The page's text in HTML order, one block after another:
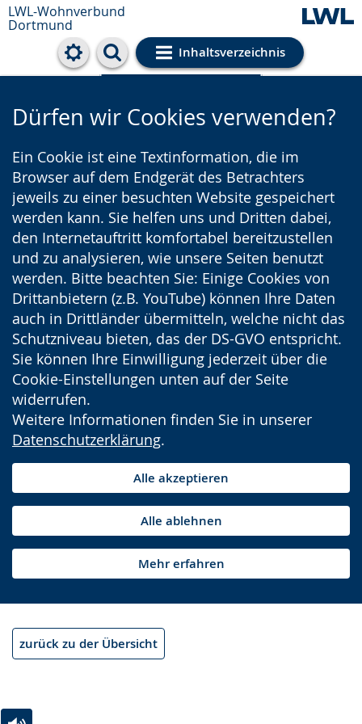
LWL-Wohnverbund
Dortmund
Inhaltsverzeichnis
Cookie-Einstellungen
Dürfen wir Cookies verwenden?
Ein Cookie ist eine Textinformation, die im
Browser auf dem Endgerät des Betrachters
jeweils zu einer besuchten Website gespeichert
werden kann. Sie helfen uns und Dritten dabei,
den Internetauftritt komfortabel bereitzustellen
und zu analysieren, wie unsere Seiten benutzt
werden. Bitte beachten Sie: Einige Cookies von
Drittanbietern (z.B. YouTube) können Ihre Daten
auch in Drittländer übermitteln, welche nicht das
Schutzniveau bieten, das der DS-GVO entspricht.
Sie können Ihre Einwilligung jederzeit über die
Cookie-Einstellungen unten auf der Seite
widerrufen.
Weitere Informationen finden Sie in unserer
Datenschutzerklärung.
Alle akzeptieren
Alle ablehnen
Mehr erfahren
zurück zu der Übersicht